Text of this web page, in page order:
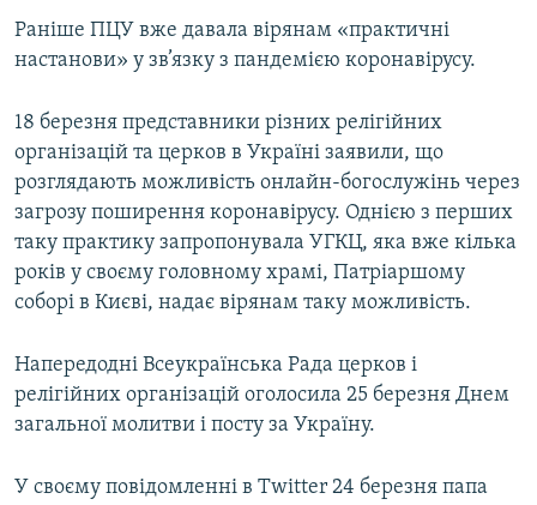
Раніше ПЦУ вже давала вірянам «практичні
настанови» у зв’язку з пандемією коронавірусу.
18 березня представники різних релігійних
організацій та церков в Україні заявили, що
розглядають можливість онлайн-богослужінь через
загрозу поширення коронавірусу. Однією з перших
таку практику запропонувала УГКЦ, яка вже кілька
років у своєму головному храмі, Патріаршому
соборі в Києві, надає вірянам таку можливість.
Напередодні Всеукраїнська Рада церков і
релігійних організацій оголосила 25 березня Днем
загальної молитви і посту за Україну.
У своєму повідомленні в Twitter 24 березня папа